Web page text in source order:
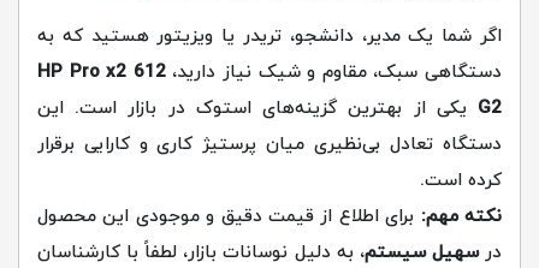
اگر شما یک مدیر، دانشجو، تریدر یا ویزیتور هستید که به
دستگاهی سبک، مقاوم و شیک نیاز دارید،HP Pro x2 612
G2 یکی از بهترین گزینه‌های استوک در بازار است. این
دستگاه تعادل بی‌نظیری میان پرستیژ کاری و کارایی برقرار
کرده است.
نکته مهم: برای اطلاع از قیمت دقیق و موجودی این محصول
درسهیل سیستم، به دلیل نوسانات بازار، لطفاً با کارشناسان